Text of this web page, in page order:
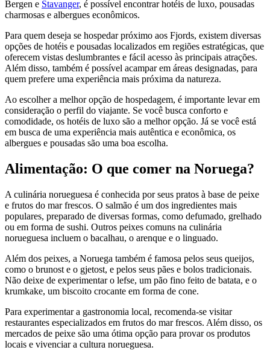
Bergen e Stavanger, é possível encontrar hotéis de luxo, pousadas
charmosas e albergues econômicos.
Para quem deseja se hospedar próximo aos Fjords, existem diversas
opções de hotéis e pousadas localizados em regiões estratégicas, que
oferecem vistas deslumbrantes e fácil acesso às principais atrações.
Além disso, também é possível acampar em áreas designadas, para
quem prefere uma experiência mais próxima da natureza.
Ao escolher a melhor opção de hospedagem, é importante levar em
consideração o perfil do viajante. Se você busca conforto e
comodidade, os hotéis de luxo são a melhor opção. Já se você está
em busca de uma experiência mais autêntica e econômica, os
albergues e pousadas são uma boa escolha.
Alimentação: O que comer na Noruega?
A culinária norueguesa é conhecida por seus pratos à base de peixe
e frutos do mar frescos. O salmão é um dos ingredientes mais
populares, preparado de diversas formas, como defumado, grelhado
ou em forma de sushi. Outros peixes comuns na culinária
norueguesa incluem o bacalhau, o arenque e o linguado.
Além dos peixes, a Noruega também é famosa pelos seus queijos,
como o brunost e o gjetost, e pelos seus pães e bolos tradicionais.
Não deixe de experimentar o lefse, um pão fino feito de batata, e o
krumkake, um biscoito crocante em forma de cone.
Para experimentar a gastronomia local, recomenda-se visitar
restaurantes especializados em frutos do mar frescos. Além disso, os
mercados de peixe são uma ótima opção para provar os produtos
locais e vivenciar a cultura norueguesa.